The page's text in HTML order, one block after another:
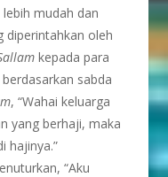
lebih mudah dan
diperintahkan oleh
kepada para
berdasarkan sabda
, “Wahai keluarga
yang berhaji, maka
hajinya.”
“Aku